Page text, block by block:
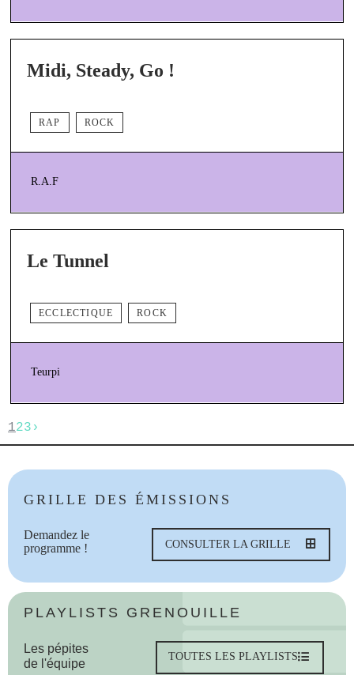
Midi, Steady, Go !
RAP ROCK
R.A.F
Le Tunnel
ECCLECTIQUE ROCK
Teurpi
123 ›
GRILLE DES ÉMISSIONS
Demandez le
programme !
CONSULTER LA GRILLE
PLAYLISTS GRENOUILLE
Les pépites
de l'équipe
TOUTES LES PLAYLISTS